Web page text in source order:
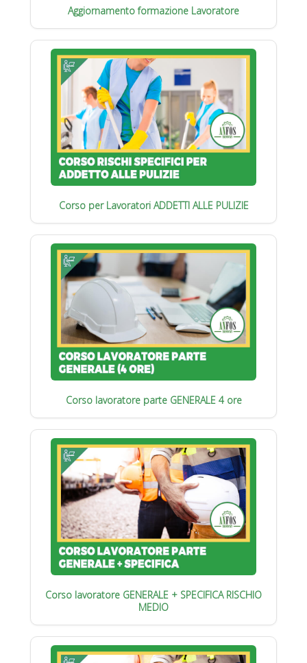
Aggiornamento formazione Lavoratore
Corso per Lavoratori ADDETTI ALLE PULIZIE
Corso lavoratore parte GENERALE 4 ore
Corso lavoratore GENERALE + SPECIFICA RISCHIO
MEDIO